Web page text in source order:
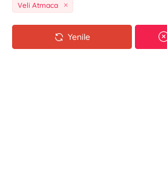
Veli Atmaca
Yenile